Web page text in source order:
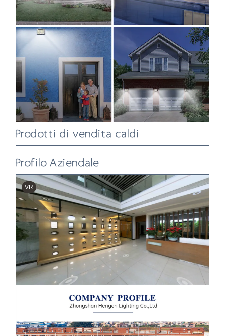
Prodotti di vendita caldi
Profilo Aziendale
VR